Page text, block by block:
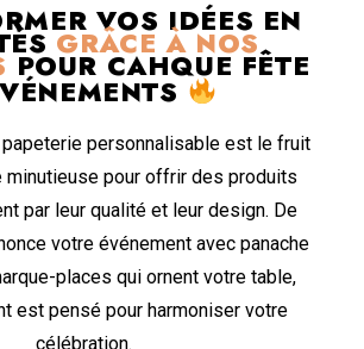
VOS IDÉES EN
GRÂCE À NOS
POUR CAHQUE FÊTE
personnalisable est le fruit
minutieuse pour offrir des produits
par leur qualité et leur design. De
votre événement avec panache
places qui ornent votre table,
est pensé pour harmoniser votre
célébration.